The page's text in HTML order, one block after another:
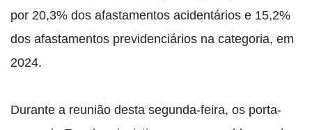
por 20,3% dos afastamentos acidentários e 15,2%
dos afastamentos previdenciários na categoria, em
2024.
Durante a reunião desta segunda-feira, os porta-